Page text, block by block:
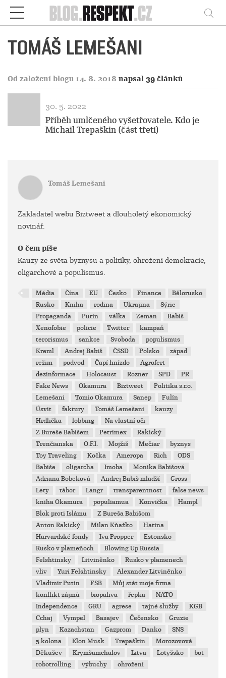
Respekt
TOMÁŠ LEMEŠANI
Od založení blogu 14. 8. 2018 napsal 39 článků
30. 5. 2022
Příběh umlčeného vyšetřovatele. Kdo je
Michail Trepaškin (část třetí)
Tomáš Lemešani
Zakladatel webu Biztweet a dlouholetý ekonomický
novinář.
O čem píše
Kauzy ze světa byznysu a politiky, ohrožení demokracie,
oligarchové a populismus.
Média Čína EU Česko Finance
Bělorusko
Rusko
Kniha rodina Ukrajina
Sýrie
Propaganda
Putin válka Zeman
Babiš
Xenofobie
policie Twitter
kampaň
terorismus
sankce Svoboda
populismus
Kreml
Andrej Babiš ČSSD Polsko
západ
režim
podvod Čapí hnízdo
Agrofert
dezinformace
Holocaust Rozner SPD
PR
Fake News
Okamura Biztweet
Politika s.r.o.
Lemešani
Tomio Okamura Sanep
Fulín
Úsvit
faktury Tomáš Lemešani
kauzy
Hrdlička
lobbing
Na vlastní oči
Z Bureše Babišem
Petrimex
Rakický
Trenčianska
O.F.I. Mojžiš Mečiar
byznys
Toy Traveling
Kočka Ameropa Rich
ODS
Babiše
oligarcha Imoba
Monika Babišová
Adriana Bobeková
Andrej Babiš mladší
Gross
Lety
tábor Langr transparentnost
false news
kniha Okamura
populiamua Konvička
Hampl
Blok proti Islámu
Z Bureša Babišom
Anton Rakický
Milan Kňažko
Hatina
Harvardské fondy
Iva Propper
Estonsko
Rusko v plameňoch
Blowing Up Russia
Felshtinsky
Litviněnko
Rusko v plamenech
vliv
Yuri Felshtinsky
Alexander Litviněnko
Vladimir Putin
FSB
Můj stát moje firma
konflikt zájmů
biopaliva řepka
NATO
Independence
GRU agrese tajné služby
KGB
Cchaj
Vympel Basajev Čečensko
Gruzie
plyn
Kazachstan Gazprom Danko
SNS
5.kolona
Elon Musk Trepaškin
Morozovová
Děkušev
Krymšamchalov Litva Lotyšsko
bot
robotrolling
výbuchy ohrožení